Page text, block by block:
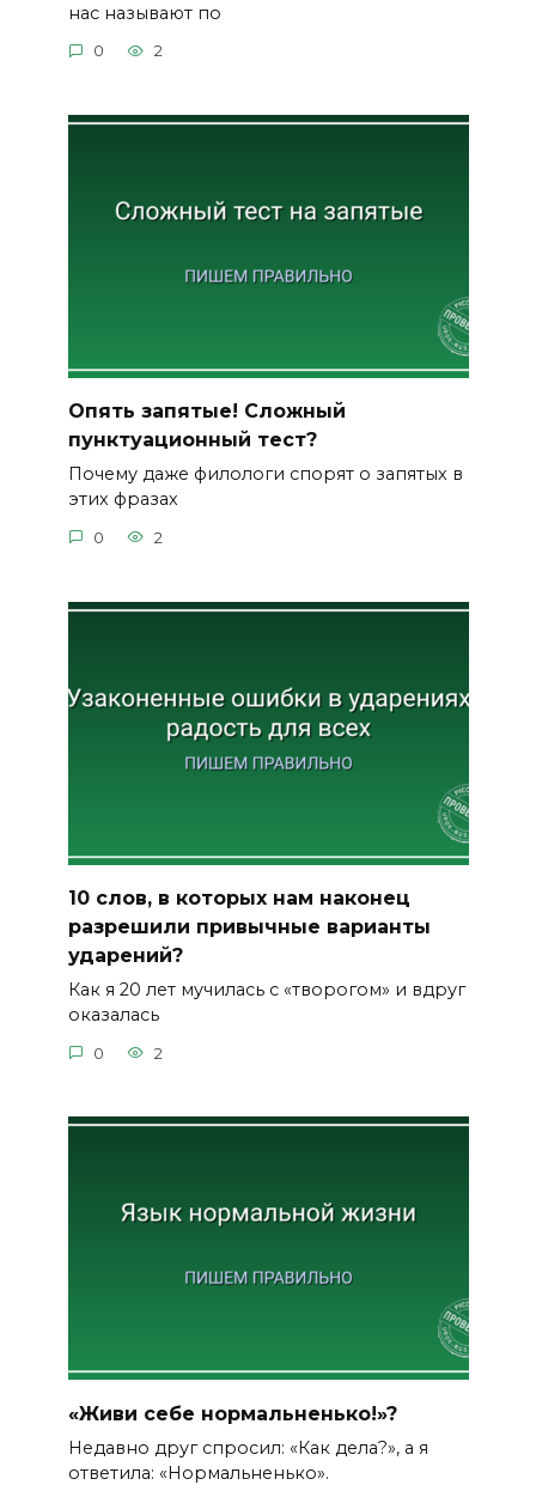
нас называют по
0 2
Опять запятые! Сложный
пунктуационный тест?
Почему даже филологи спорят о запятых в
этих фразах
0 2
10 слов, в которых нам наконец
разрешили привычные варианты
ударений?
Как я 20 лет мучилась с «творогом» и вдруг
оказалась
0 2
«Живи себе нормальненько!»?
Недавно друг спросил: «Как дела?», а я
ответила: «Нормальненько».